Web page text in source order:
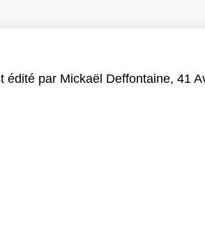
par Mickaël Deffontaine, 41